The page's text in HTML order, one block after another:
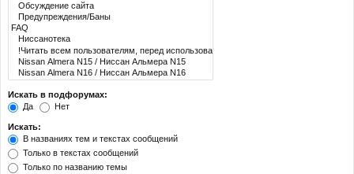
Искать в подфорумах:
Да
Нет
Искать:
В названиях тем и текстах сообщений
Только в текстах сообщений
Только по названию темы